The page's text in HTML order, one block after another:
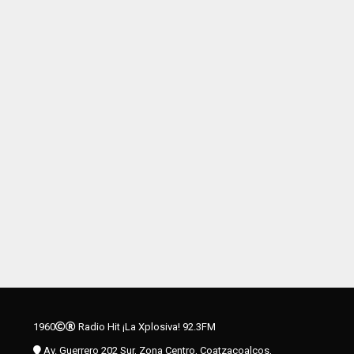
1960
Radio Hit ¡La Xplosiva! 92.3FM
Av. Guerrero 202 Sur, Zona Centro, Coatzacoalcos,